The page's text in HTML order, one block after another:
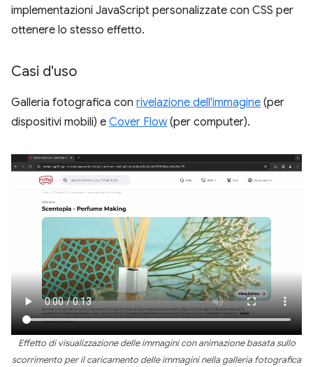
implementazioni JavaScript personalizzate con CSS per
ottenere lo stesso effetto.
Casi d'uso
Galleria fotografica con rivelazione dell'immagine (per
dispositivi mobili) e Cover Flow(per computer).
Effetto di visualizzazione delle immagini con animazione basata sullo
scorrimento per il caricamento delle immagini nella galleria fotografica